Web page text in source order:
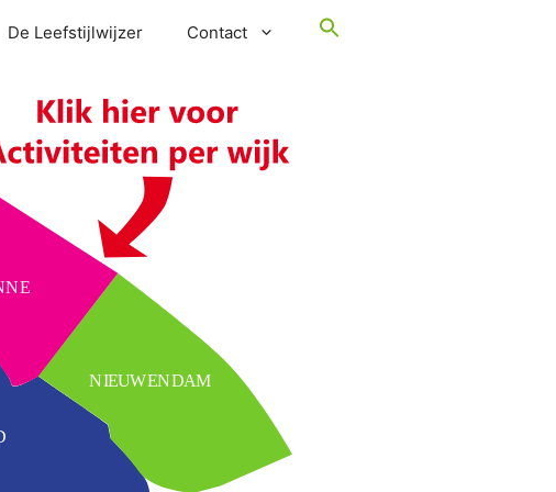
De Leefstijlwijzer Contact
BANNE
NIEUWENDAM